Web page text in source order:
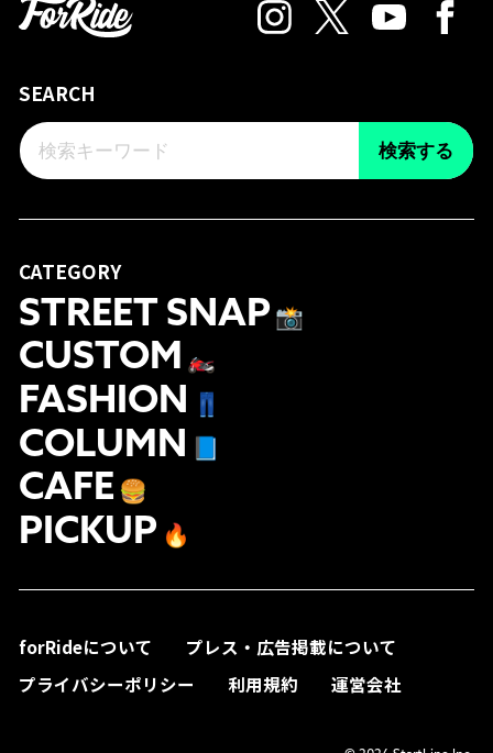
SEARCH
検索する
CATEGORY
STREET SNAP 📸
CUSTOM 🏍
FASHION 👖
COLUMN
CAFE 🍔
PICKUP 🔥
forRideについて
プレス・広告掲載について
プライバシーポリシー
利用規約 運営会社